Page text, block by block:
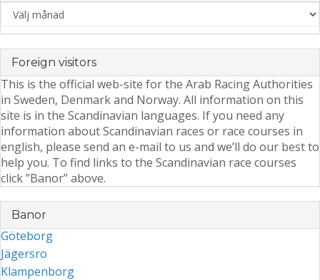
Arkiv
Foreign visitors
This is the official web-site for the Arab Racing Authorities
in Sweden, Denmark and Norway. All information on this
site is in the Scandinavian languages. If you need any
information about Scandinavian races or race courses in
english, please send an e-mail to us and we’ll do our best to
help you. To find links to the Scandinavian race courses
click ”Banor” above.
Banor
Göteborg
Jägersro
Klampenborg